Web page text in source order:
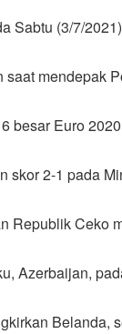
Sabtu (3/7/
mendepak
besar Euro
2-1 pada
Republik Ceko
Azerbaijan,
Belanda,